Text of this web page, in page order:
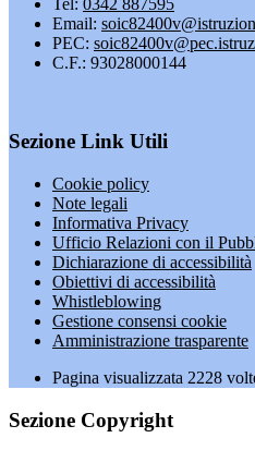
Email:
PEC:
C.F.: 93028000144
Sezione Link Utili
Cookie policy
Note legali
Informativa Privacy
Ufficio Relazioni con il
Dichiarazione di accessibilità
Obiettivi di accessibilità
Whistleblowing
Gestione consensi cookie
Amministrazione trasparente
Pagina visualizzata 2228
Sezione Copyright